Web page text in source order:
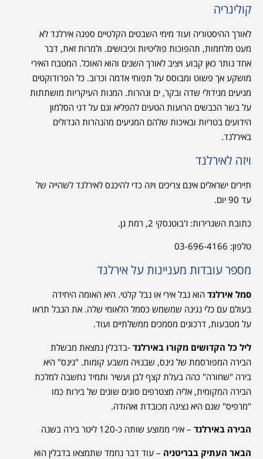
קולינריה
לאורך ההיסטוריה ועוד מימי השבטים הקלטיים ספגה אירלנד לא
מעט מלחמות, תהפוכות פוליטיות וכיבושים. ולמרות זאת, דבר
אחד נותר כאן קבוע ויציב לאורך השנים והוא האוכל. המטבח האירי
מושקע אך פשוט ומבוסס על תפוחי אדמה וכרוב. כל הפרודוקטים
מגיעים מגידולי שדה ובקר, ים ונהרות. המנות העיקריות מושתתות
על בשר הכבשים הרועות הטעים להפליא וגם על דגי הסלמון
הידועים בטריות ובאיכות שלהם המגיעים מהנהרות הגדולים
באירלנד.
ויזה לאירלנד
תיירים ישראלים אינם צריכים ויזה כדי להיכנס לאירלנד לשהייה של
עד 90 יום.
כתובת השגרירות: ז'בוטנסקי 2, רמת גן.
טלפון:
03-696-4166
מספר עובדות מעניינות על אירלנד
סמל אירלנד הוא נבל אירי או נבל קלטי. היא האומה היחידה
בעולם עם כלי נגינה שמשמש כסמל הלאומי שלה. את הנבל תראו
על מטבעות, דרכונים מסמכים ממשלתיים ועוד.
ליל כל הקדושים מקורו באירלנד -בדבלין נמצאת מבשלת
הבירה המפורסמת של גינס, שבנויה משבע קומות. "גינס" היא
בירה "שחורה" כהה בעלת קצף לבן ועשיר ותמיד נחשבה למלכת
הבירה המקומית, אליה מצטרפים סוגים שונים של בירות כמו
"מרפיס" שגם היא נציגה מכובדת ואהודה.
הבירה באירלנד – אירי ממוצע שותה כ-120 ליטר בירה בשנה
הבאר העתיק בבריטניה – עוד דבר נחמד שתמצאו בדבלין הוא